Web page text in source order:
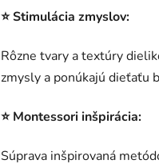
⭐ Stimulácia zmyslov:
Rôzne tvary a textúry
zmysly a ponúkajú dieťaťu
⭐ Montessori inšpirácia:
Súprava inšpirovaná